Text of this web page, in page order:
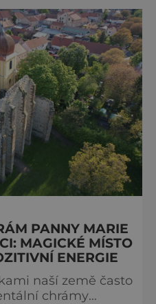
PANNY MARIE
MAGICKÉ MÍSTO
ENERGIE
naší země často
chrámy